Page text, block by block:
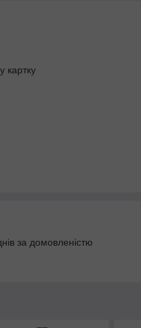
картку
за домовленістю